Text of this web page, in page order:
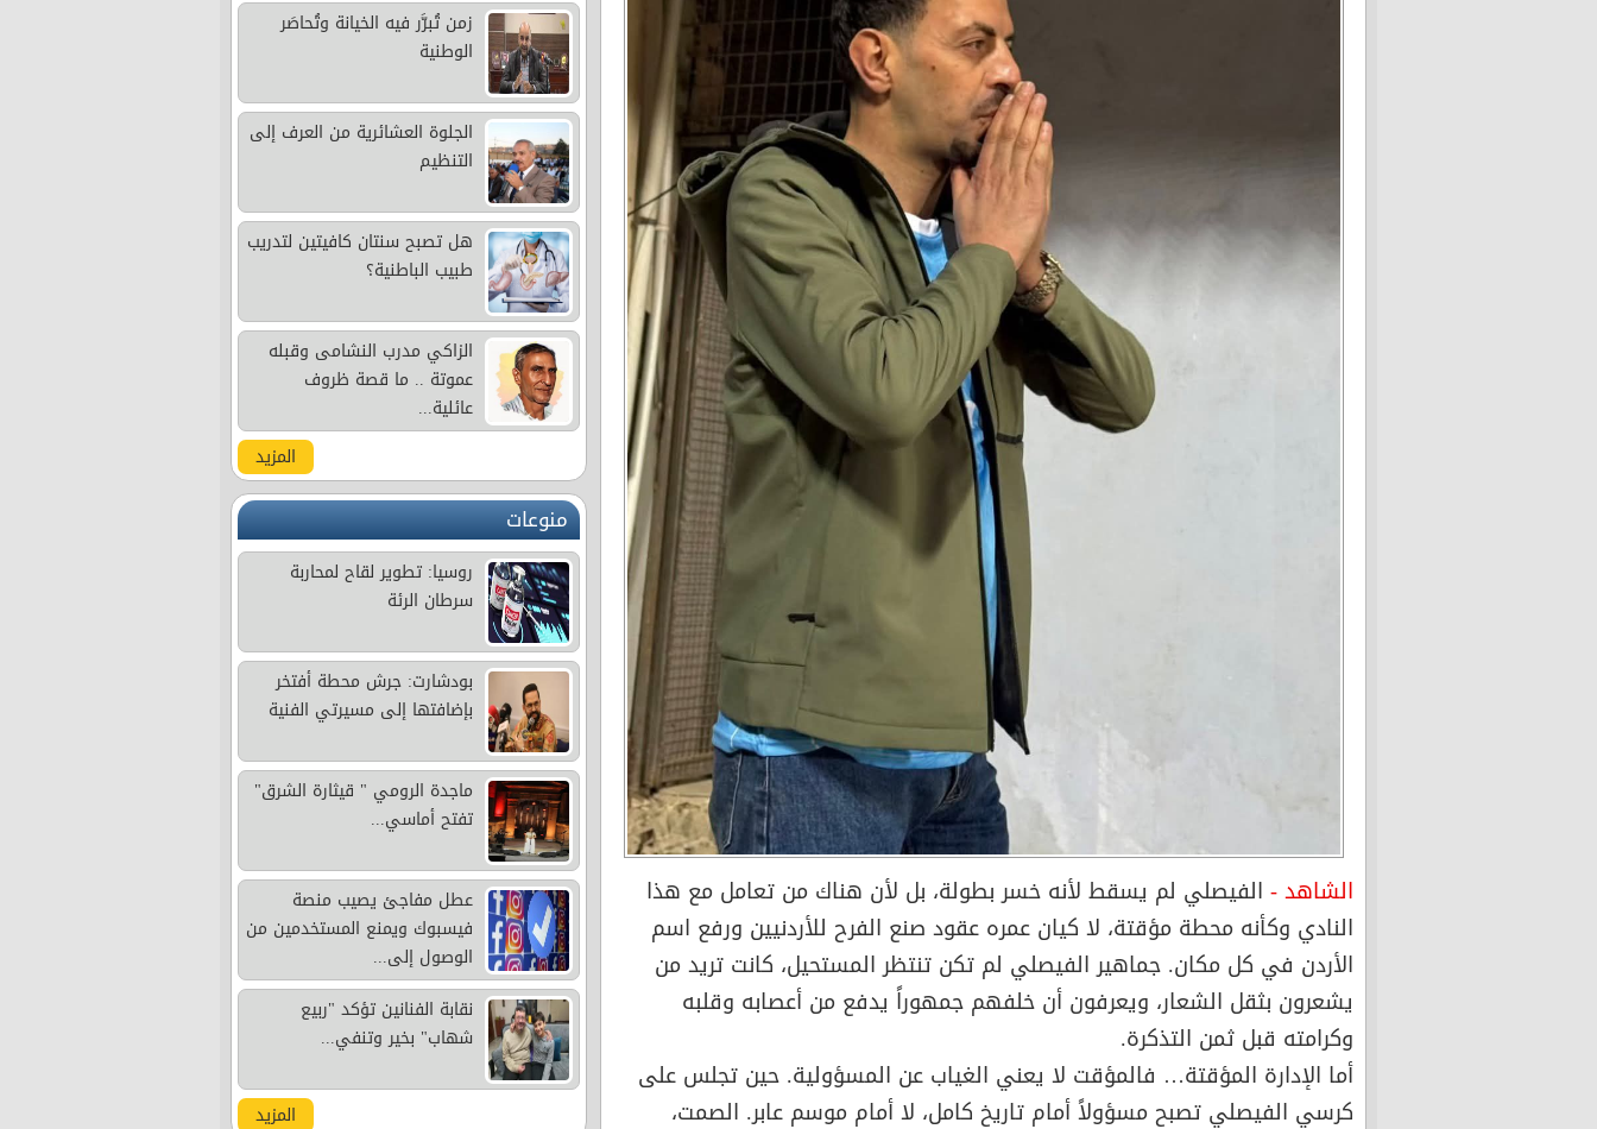
الشاهد - الفيصلي لم يسقط لأنه خسر بطولة، بل لأن هناك من تعامل مع هذا
النادي وكأنه محطة مؤقتة، لا كيان عمره عقود صنع الفرح للأردنيين ورفع اسم
الأردن في كل مكان. جماهير الفيصلي لم تكن تنتظر المستحيل، كانت تريد من
يشعرون بثقل الشعار، ويعرفون أن خلفهم جمهوراً يدفع من أعصابه وقلبه
وكرامته قبل ثمن التذكرة.
أما الإدارة المؤقتة… فالمؤقت لا يعني الغياب عن المسؤولية. حين تجلس على
كرسي الفيصلي تصبح مسؤولاً أمام تاريخ كامل، لا أمام موسم عابر. الصمت،
زمن تُبرَّر فيه الخيانة وتُحاصَر
الوطنية
الجلوة العشائرية من العرف إلى
التنظيم
هل تصبح سنتان كافيتين لتدريب
طبيب الباطنية؟
الزاكي مدرب النشامى وقبله
عموتة .. ما قصة ظروف
عائلية...
المزيد
منوعات
روسيا: تطوير لقاح لمحاربة
سرطان الرئة
بودشارت: جرش محطة أفتخر
بإضافتها إلى مسيرتي الفنية
ماجدة الرومي " قيثارة الشرق"
تفتح أماسي...
عطل مفاجئ يصيب منصة
فيسبوك ويمنع المستخدمين من
الوصول إلى...
نقابة الفنانين تؤكد "ربيع
شهاب" بخير وتنفي...
المزيد